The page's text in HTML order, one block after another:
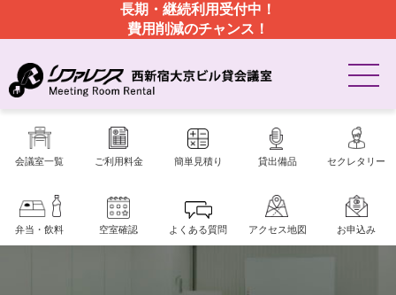
長期・継続利用受付中！
費用削減のチャンス！
会議室一覧 ご利用料金 簡単見積り 貸出備品 セクレタリー
弁当・飲料 空室確認 よくある質問 アクセス地図 お申込み